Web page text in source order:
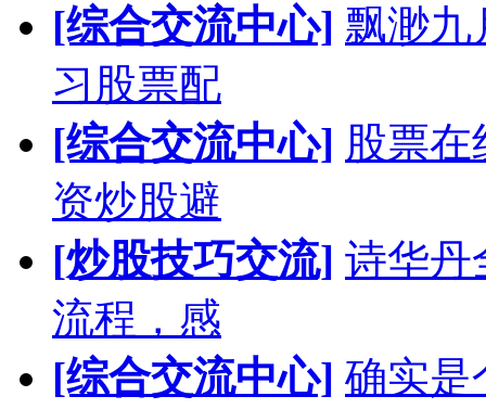
[综合交流中心] 飘渺九
习股票配
[综合交流中心] 股票
资炒股避
[炒股技巧交流] 诗华丹
流程，感
[综合交流中心] 确实是